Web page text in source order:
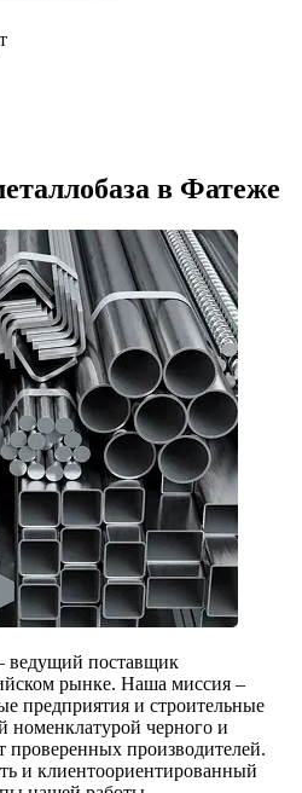
т
в Фатеже
поставщик
рынке. Наша миссия –
предприятия и строительные
номенклатурой черного и
проверенных производителей.
и клиентоориентированный